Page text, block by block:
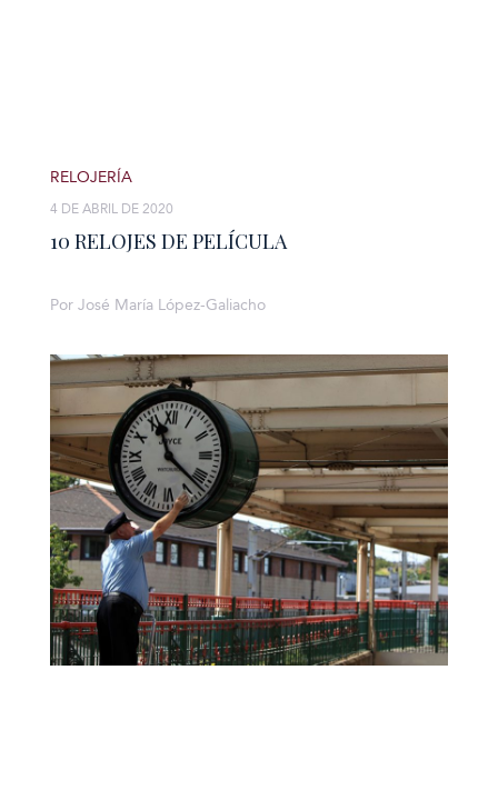
10 RELOJES DE PELÍCULA
4 DE ABRIL DE 2020
RELOJERÍA
Por José María López-Galiacho